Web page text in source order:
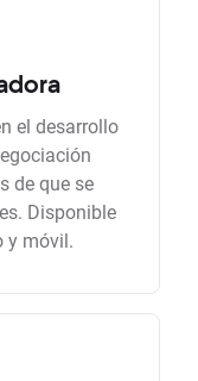
el desarrollo
de que se
Disponible
y móvil.